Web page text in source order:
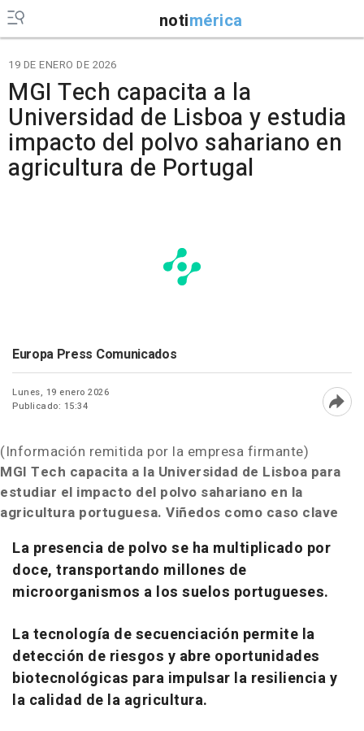
notimérica
19 DE ENERO DE 2026
MGI Tech capacita a la
Universidad de Lisboa y estudia
impacto del polvo sahariano en
agricultura de Portugal
Europa Press Comunicados
Lunes, 19 enero 2026
Publicado: 15:34
(Información remitida por la empresa firmante)
MGI Tech capacita a la Universidad de Lisboa para
estudiar el impacto del polvo sahariano en la
agricultura portuguesa. Viñedos como caso clave
La presencia de polvo se ha multiplicado por
doce, transportando millones de
microorganismos a los suelos portugueses.
La tecnología de secuenciación permite la
detección de riesgos y abre oportunidades
biotecnológicas para impulsar la resiliencia y
la calidad de la agricultura.